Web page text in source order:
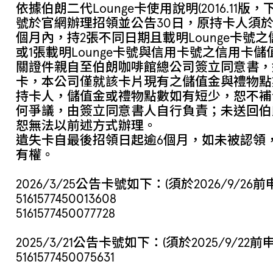
依據伯朗二代Lounge卡使用說明(2016.11版，
號於官網辦理招領並公告30日，原持卡人須
個月內，持2張不同日期且載明Lounge卡號
或1張載明Lounge卡號與信用卡號之信用卡儲
關證件親自至伯朗咖啡館總公司簽立同意書
卡，本公司僅就該卡片現有之儲值金與禮物
持卡人，儲值金或禮物點數如有短少，恕不
何爭議，由簽立同意書人自行負責；未送回
恕無法以前述方式辦理。
遺失卡自最後招領日起逾6個月，如未被認領
有權。
2026/3/25公告卡號如下：(須於2026/9/26前
5161577450013608
5161577450077728
2025/3/21公告卡號如下：(須於2025/9/22前
5161577450075631